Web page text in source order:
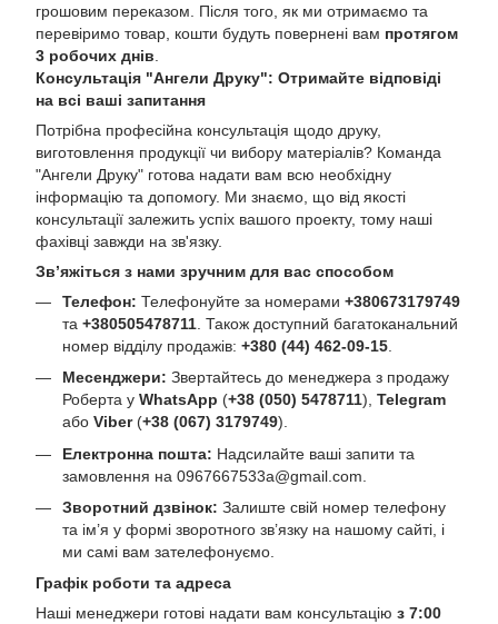
грошовим переказом. Після того, як ми отримаємо та
перевіримо товар, кошти будуть повернені вам протягом
3 робочих днів
Консультація "Ангели Друку": Отримайте відповіді
на всі ваші запитання
Потрібна професійна консультація щодо друку,
виготовлення продукції чи вибору матеріалів? Команда
"Ангели Друку" готова надати вам всю необхідну
інформацію та допомогу. Ми знаємо, що від якості
консультації залежить успіх вашого проекту, тому наші
фахівці завжди на зв'язку.
Зв’яжіться з нами зручним для вас способом
Телефон: Телефонуйте за номерами +380673179749
та +380505478711 . Також доступний багатоканальний
номер відділу продажів: +380 (44) 462-09-15
Месенджери: Звертайтесь до менеджера з продажу
Роберта у WhatsApp (+38 (050) 5478711), Telegram
або Viber(+38 (067) 3179749).
Електронна пошта: Надсилайте ваші запити та
замовлення на 0967667533a@gmail.com
Зворотний дзвінок: Залиште свій номер телефону
та ім’я у формі зворотного зв’язку на нашому сайті, і
ми самі вам зателефонуємо.
Графік роботи та адреса
Наші менеджери готові надати вам консультацію з 7:00